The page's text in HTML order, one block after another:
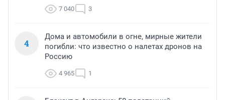
7 040 3
4
Дома и автомобили в огне, мирные жители
погибли: что известно о налетах дронов на
Россию
4 965 1